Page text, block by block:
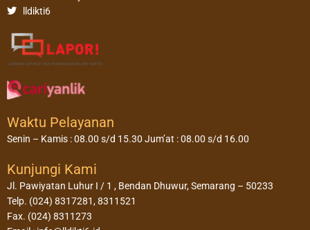
lldikti6
Waktu Pelayanan
Senin – Kamis : 08.00 s/d 15.30 Jum’at : 08.00 s/d 16.00
Kunjungi Kami
Jl. Pawiyatan Luhur I / 1 , Bendan Dhuwur, Semarang – 50233
Telp. (024) 8317281, 8311521
Fax. (024) 8311273